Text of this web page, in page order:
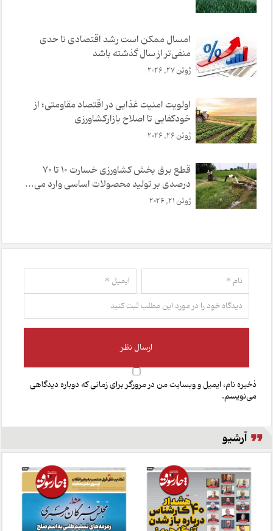
امسال ممکن است رشد اقتصادی تا حدی
منفی‌تر از سال گذشته باشد
ژوئن 27, 2026
اولویت امنیت غذایی در اقتصاد مقاومتی؛ از
خودکفایی تا اصلاح بازارکشاورزی
ژوئن 26, 2026
قطع برق بخش کشاورزی خسارت ۱۰ تا ۷۰
درصدی بر تولید محصولات اساسی وارد می‌...
ژوئن 21, 2026
ذخیره نام، ایمیل و وبسایت من در مرورگر برای زمانی که دوباره دیدگاهی
می‌نویسم.
آرشیو